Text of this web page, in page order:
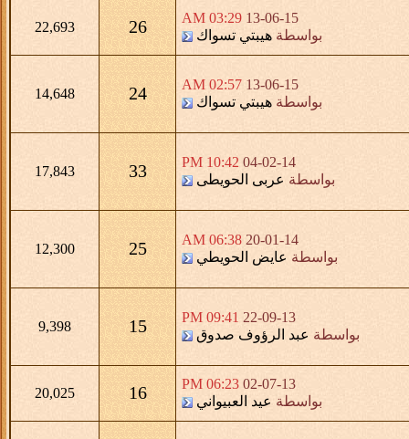
13-06-15
03:29 AM
بواسطة هيبتي تسواك 26
22,693
13-06-15
02:57 AM
بواسطة هيبتي تسواك 24
14,648
04-02-14
10:42 PM
بواسطة عربى الحويطى 33
17,843
20-01-14
06:38 AM
بواسطة عايض الحويطي 25
12,300
22-09-13
09:41 PM
بواسطة عبد الرؤوف صدوق 15
9,398
02-07-13
06:23 PM
بواسطة عيد العبيواني 16
20,025